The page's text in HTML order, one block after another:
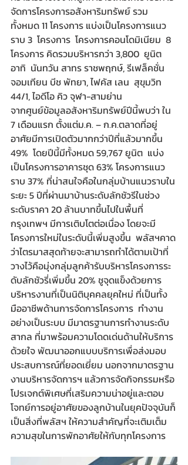
จัดการโครงการอสังหาริมทรัพย์ รวม
ทั้งหมด 11 โครงการ แบ่งเป็นโครงการแนว
ราบ 3  โครงการ  โครงการคอนโดมิเนียม  8
โครงการ คิดรวมบริหารกว่า 3,800  ยูนิต
อาทิ  นันทวัน สาทร ราชพฤกษ์, รีเฟล็คชั่น
จอมเทียน บีช พัทยา, ไฟคัส เลน  สุขุมวิท
44/1, ไอดีโอ คิว จุฬา-สามย่าน
จากศูนย์ข้อมูลอสังหาริมทรัพย์ปีนี้พบว่า ใน
7 เดือนแรก ตั้งแต่ม.ค. – ก.ค.ตลาดที่อยู่
อาศัยมีการเปิดตัวมากกว่าปีที่แล้วมากขึ้น
49%  โดยปีนี้มีทั้งหมด 59,767 ยูนิต  แบ่ง
เป็นโครงการอาคารชุด 63% โครงการแนว
ราบ 37% ที่น่าสนใจคือในกลุ่มบ้านแนวราบใน
ระยะ 5 ปีที่ผ่านมาบ้านระดับลักชัวรีในช่วง
ระดับราคา 20 ล้านบาทขึ้นไปในพื้นที่
กรุงเทพฯ มีการเติบโตต่อเนื่อง โดยจะมี
โครงการใหม่ในระดับนี้เพิ่มสูงขึ้น  พลัสฯคาด
ว่าไตรมาสสุดท้ายจะสามารถทำได้ตามเป้าที่
วางไว้คือมุ่งกลุ่มลูกค้ารับบริหารโครงการระ
ดับลักชัวรี่เพิ่มขึ้น 20% ชูจุดแข็งด้วยการ
บริหารงานที่เป็นนิติบุคคลยุคใหม่ ที่เป็นทั้ง
มืออาชีพด้านการจัดการโครงการ  ทำงาน
อย่างเป็นระบบ มีมาตรฐานการทำงานระดับ
สากล ที่มาพร้อมความโดดเด่นด้านให้บริการ
ด้วยใจ พัฒนาออกแบบบริการเพื่อส่งมอบ
ประสบการณ์ที่ยอดเยี่ยม นอกจากมาตรฐาน
งานบริหารจัดการฯ แล้วการจัดกิจกรรมหรือ
โปรเจกต์พิเศษที่เสริมความน่าอยู่และตอบ
โจทย์การอยู่อาศัยของลูกบ้านในยุคปัจจุบันก็
เป็นสิ่งที่พลัสฯ ให้ความสำคัญที่จะเติมเต็ม
ความสุขในการพักอาศัยให้กับทุกโครงการ